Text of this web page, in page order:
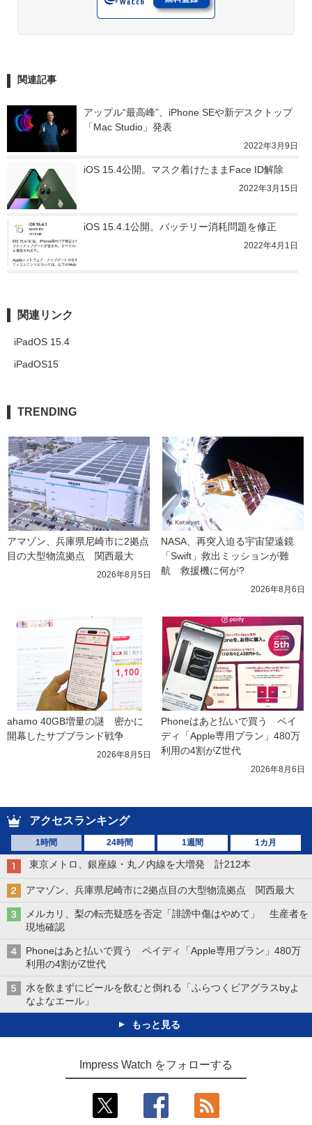
関連記事
アップル“最高峰”、iPhone SEや新デスクトップ
「Mac Studio」発表
2022年3月9日
iOS 15.4公開。マスク着けたままFace ID解除
2022年3月15日
iOS 15.4.1公開。バッテリー消耗問題を修正
2022年4月1日
関連リンク
iPadOS 15.4
iPadOS15
TRENDING
アマゾン、兵庫県尼崎市に2拠点
目の大型物流拠点　関西最大
2026年8月5日
NASA、再突入迫る宇宙望遠鏡
「Swift」救出ミッションが難
航　救援機に何が?
2026年8月6日
ahamo 40GB増量の謎　密かに
開幕したサブブランド戦争
2026年8月5日
Phoneはあと払いで買う　ペイ
ディ「Apple専用プラン」480万
利用の4割がZ世代
2026年8月6日
アクセスランキング
1時間 24時間 1週間 1カ月
東京メトロ、銀座線・丸ノ内線を大増発 計212本
アマゾン、兵庫県尼崎市に2拠点目の大型物流拠点 関西最大
メルカリ、梨の転売疑惑を否定「誹謗中傷はやめて」 生産者を
現地確認
Phoneはあと払いで買う ペイディ「Apple専用プラン」480万
利用の4割がZ世代
水を飲まずにビールを飲むと倒れる「ふらつくビアグラスbyよ
なよなエール」
もっと見る
Impress Watch をフォローする